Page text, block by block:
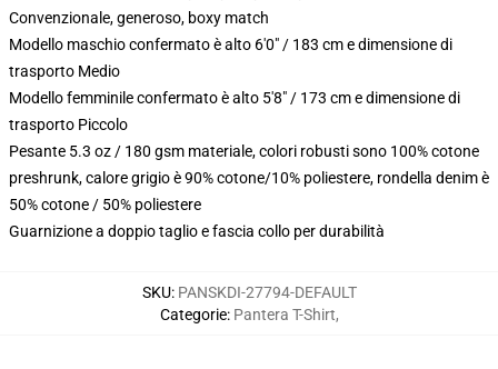
Convenzionale, generoso, boxy match
Modello maschio confermato è alto 6'0" / 183 cm e dimensione di
trasporto Medio
Modello femminile confermato è alto 5'8" / 173 cm e dimensione di
trasporto Piccolo
Pesante 5.3 oz / 180 gsm materiale, colori robusti sono 100% cotone
preshrunk, calore grigio è 90% cotone/10% poliestere, rondella denim è
50% cotone / 50% poliestere
Guarnizione a doppio taglio e fascia collo per durabilità
SKU: PANSKDI-27794-DEFAULT
Categorie: Pantera T-Shirt,